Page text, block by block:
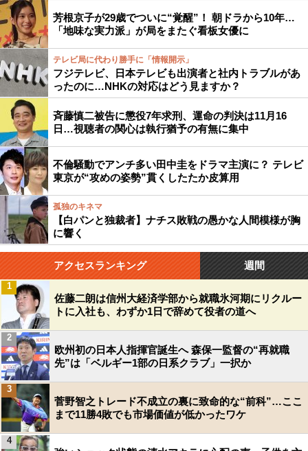
芳根京子が29歳でついに“覚醒”！ 朝ドラから10年…
「地味な実力派」が局をまたぐ看板女優に
テレビ局に代わり勝手に「情報開示」
フジテレビ、日本テレビも出演者と社内トラブルがあ
ったのに…NHKの対応はどう見ますか？
斉藤慎二被告に懲役7年求刑、運命の判決は11月16
日…視聴者の関心は執行猶予の有無に集中
不倫騒動でアンチ多い田中圭をドラマ主演に？ テレビ
東京が“攻めの姿勢”貫くしたたか皮算用
孤独のキネマ
【白パンと独裁者】ナチス敗戦の愚かな人間模様が胸
に響く
アクセスランキング 週間
佐藤二朗は信州大経済学部から就職氷河期にリクルー
トに入社も、わずか1日で辞めて役者の道へ
1
欧州初の日本人指揮官誕生へ 森保一監督の“再就職
先”は「ベルギー1部の日系クラブ」一択か
2
菅野智之トレード不成立の裏に致命的な“前科”…ここ
まで11勝4敗でも市場価値が低かったワケ
3
4